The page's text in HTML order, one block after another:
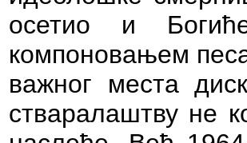
осетио и
компоновањем
важног места
стваралаштву не